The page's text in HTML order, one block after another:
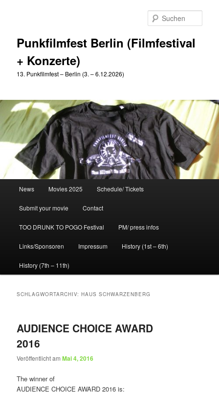
Punkfilmfest Berlin (Filmfestival
+ Konzerte)
13. Punkfilmfest – Berlin (3. – 6.12.2026)
News Movies 2025 Schedule/ Tickets
Submit your movie Contact
TOO DRUNK TO POGO Festival PM/ press infos
Links/Sponsoren Impressum History (1st – 6th)
History (7th – 11th)
SCHLAGWORTARCHIV:HAUS SCHWARZENBERG
AUDIENCE CHOICE AWARD
2016
Veröffentlicht amMai 4, 2016
The winner of
AUDIENCE CHOICE AWARD 2016 is: